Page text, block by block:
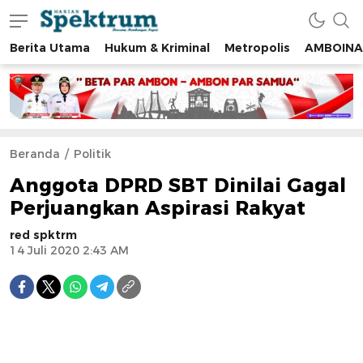
spektrumonline.com
Berita Utama Hukum & Kriminal Metropolis AMBOINA
Beranda Politik
Anggota DPRD SBT Dinilai Gagal
Perjuangkan Aspirasi Rakyat
red spktrm
14 Juli 2020 2:43 AM